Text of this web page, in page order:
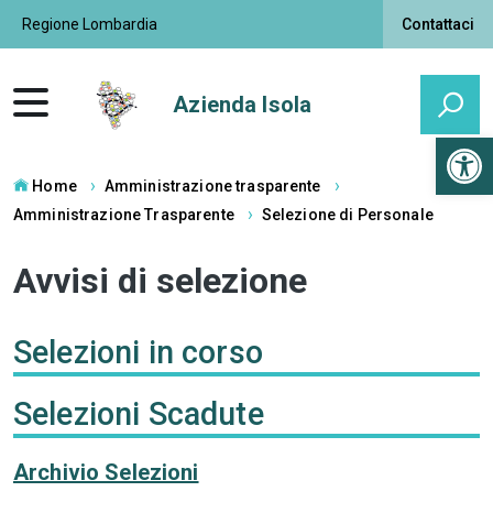
Regione Lombardia Contattaci
Azienda Isola
Home
Amministrazione trasparente
Amministrazione Trasparente
Selezione di Personale
Avvisi di selezione
Selezioni in corso
Selezioni Scadute
Archivio Selezioni